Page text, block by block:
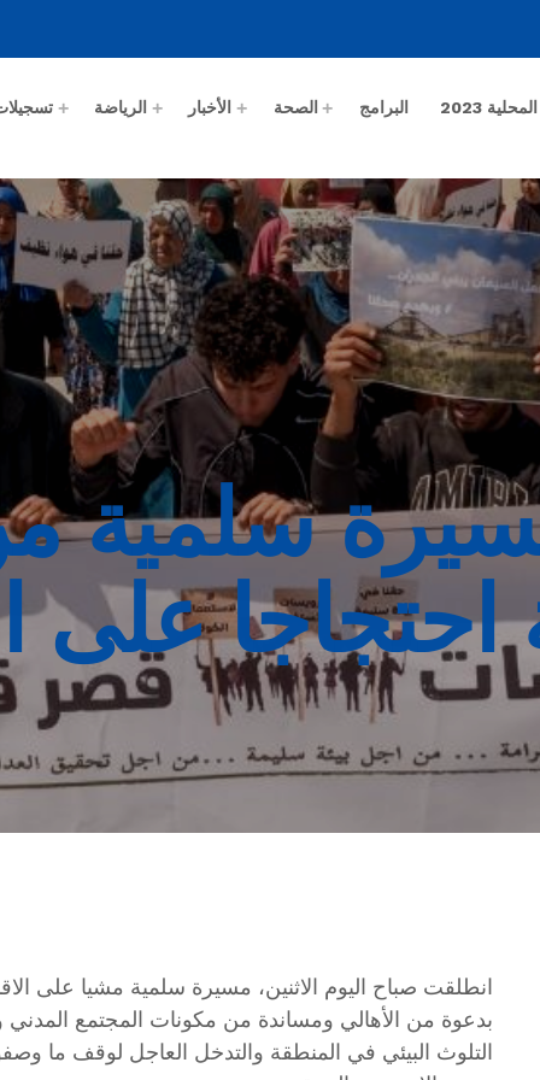
2023 البرامج الصحة الأخبار الرياضة
سلمية
على
انطلقت صباح اليوم الاثنين، مسيرة سلمية مشيا على
بدعوة من الأهالي ومساندة من مكونات المجتمع المدني
التلوث البيئي في المنطقة والتدخل العاجل لوقف ما